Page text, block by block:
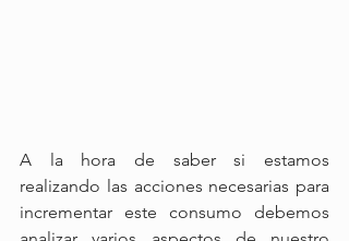
A la hora de saber si estamos
realizando las acciones necesarias para
incrementar este consumo debemos